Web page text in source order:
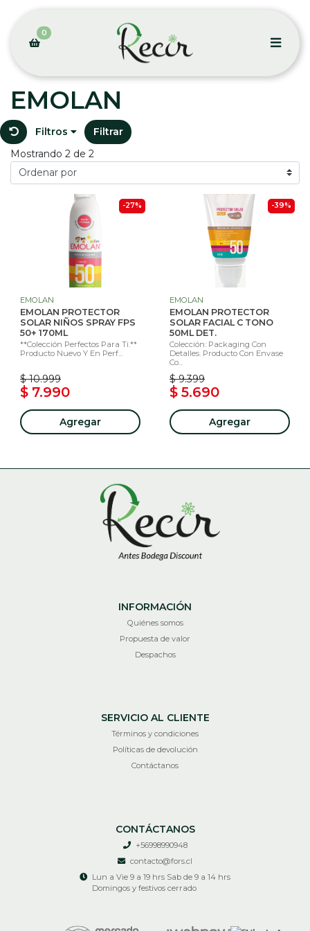
0
EMOLAN
Filtros
Filtrar
Mostrando 2 de 2
-27%
EMOLAN
EMOLAN PROTECTOR
SOLAR NIÑOS SPRAY FPS
50+ 170ML
**Colección Perfectos Para Ti.**
Producto Nuevo Y En Perf...
$ 10.999
$ 7.990
Agregar
-39%
EMOLAN
EMOLAN PROTECTOR
SOLAR FACIAL C TONO
50ML DET.
Colección: Packaging Con
Detalles. Producto Con Envase
Co...
$ 9.399
$ 5.690
Agregar
INFORMACIÓN
Quiénes somos
Propuesta de valor
Despachos
SERVICIO AL CLIENTE
Términos y condiciones
Políticas de devolución
Contáctanos
CONTÁCTANOS
+56998990948
contacto@fors.cl
Lun a Vie 9 a 19 hrs Sab de 9 a 14 hrs
Domingos y festivos cerrado